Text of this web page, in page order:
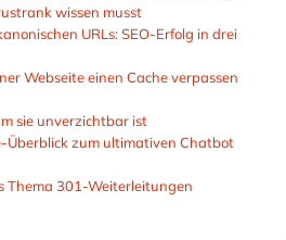
wissen musst
URLs: SEO-Erfolg in drei
Webseite einen Cache verpassen
sie unverzichtbar ist
Überblick zum ultimativen Chatbot
Thema 301-Weiterleitungen